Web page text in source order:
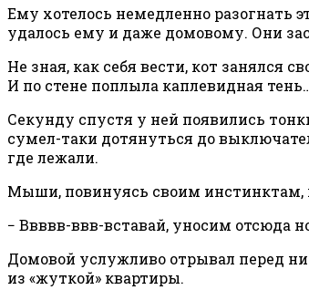
Ему хотелось немедленно разогнать
удалось ему и даже домовому. Они
Не зная, как себя вести, кот
И по стене поплыла каплевидная
Секунду спустя у ней появились
сумел-таки дотянуться до
где лежали.
Мыши, повинуясь своим инстинктам,
− Ввввв-ввв-вставай, уносим отсюда
Домовой услужливо отрывал перед
из «жуткой» квартиры.